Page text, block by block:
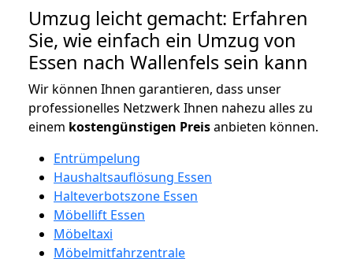
Umzug leicht gemacht: Erfahren
Sie, wie einfach ein Umzug von
Essen nach Wallenfels sein kann
Wir können Ihnen garantieren, dass unser
professionelles Netzwerk Ihnen nahezu alles zu
einem kostengünstigen Preisanbieten können.
Entrümpelung
Haushaltsauflösung Essen
Halteverbotszone Essen
Möbellift Essen
Möbeltaxi
Möbelmitfahrzentrale